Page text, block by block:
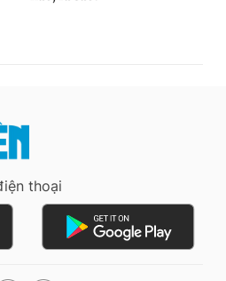
thoại